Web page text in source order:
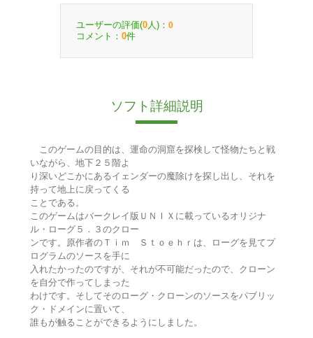
ユーザーの評価(0 人)： 0
コメント： 0件
ソフト詳細説明
このゲームの目的は、運命の洞窟を探検して怪物たちと戦
いながら、地下２５階よ
り深いどこかにあるイェンダーの魔除けを探し出し、それを
持って地上に戻ってくる
ことである。
このゲームはバークレイ版ＵＮＩＸに載っているオリジナ
ル・ローグ５．３のクロー
ンです。原作者のＴｉｍ Ｓｔｏｅｈｒは、ローグを見てプ
ログラムのソースを手に
入れたかったのですが、それが不可能だったので、クローン
を自分で作ってしまった
わけです。そしてそのローグ・クローンのソースをパブリッ
ク・ドメインに置いて、
誰もが触ることができるようにしました。